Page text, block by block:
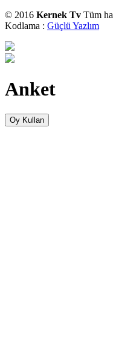
© 2016 Kernek Tv Tüm
Kodlama : Güçlü Yazlım
Anket